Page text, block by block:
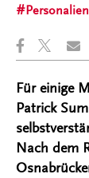
Personalien
Für einige
Patrick
Nach dem